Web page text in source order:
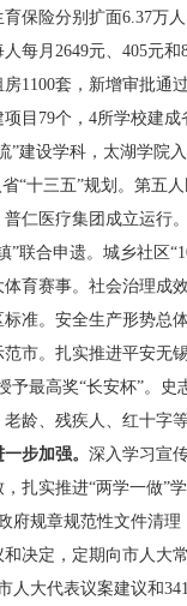
保险分别扩面6.37万
每月2649元、405元
1100套，新增审批通
目79个，4所学校建
”建设学科，太湖学院
“十三五”规划。第五
仁医疗集团成立运行
”联合申遗。城乡社区
育赛事。社会治理成
准。安全生产形势总
市。扎实推进平安无
予最高奖“长安杯”。
龄、残疾人、红十字
步加强。 深入学习宣
扎实推进“两学一做”
府规章规范性文件清
决定，定期向市人大
人大代表议案建议和